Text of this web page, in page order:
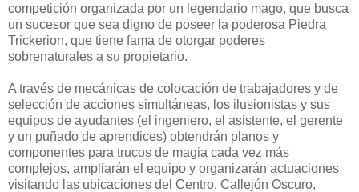
competición organizada por un legendario mago, que busca
un sucesor que sea digno de poseer la poderosa Piedra
Trickerion, que tiene fama de otorgar poderes
sobrenaturales a su propietario.
A través de mecánicas de colocación de trabajadores y de
selección de acciones simultáneas, los ilusionistas y sus
equipos de ayudantes (el ingeniero, el asistente, el gerente
y un puñado de aprendices) obtendrán planos y
componentes para trucos de magia cada vez más
complejos, ampliarán el equipo y organizarán actuaciones
visitando las ubicaciones del Centro, Callejón Oscuro,